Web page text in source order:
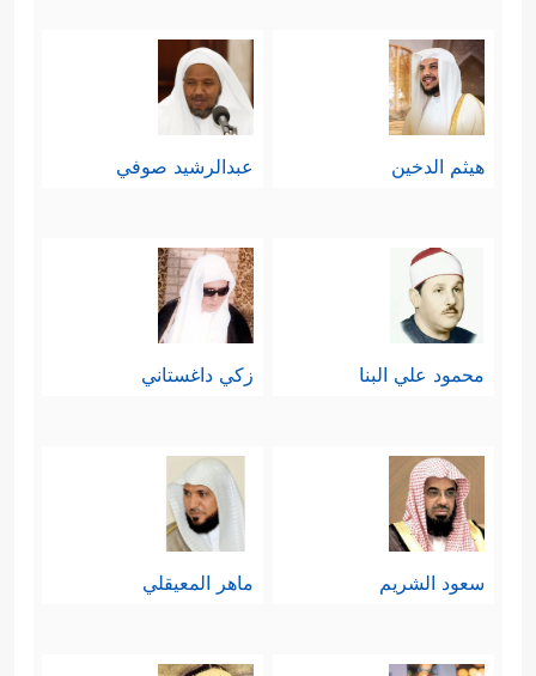
هيثم الدخين عبدالرشيد صوفي
محمود علي البنا زكي داغستاني
سعود الشريم ماهر المعيقلي